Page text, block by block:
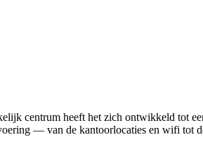
centrum heeft het zich ontwikkeld tot
— van de kantoorlocaties en wifi tot